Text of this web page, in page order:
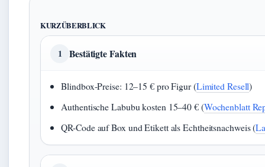
KURZÜBERBLICK
1 Bestätigte Fakten
Blindbox-Preise: 12–15 € pro Figur (Limited Resell)
Authentische Labubu kosten 15–40 € (Wochenblatt
QR-Code auf Box und Etikett als Echtheitsnachweis (